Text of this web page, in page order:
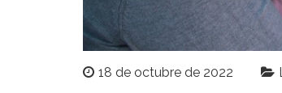
18 de octubre de 2022